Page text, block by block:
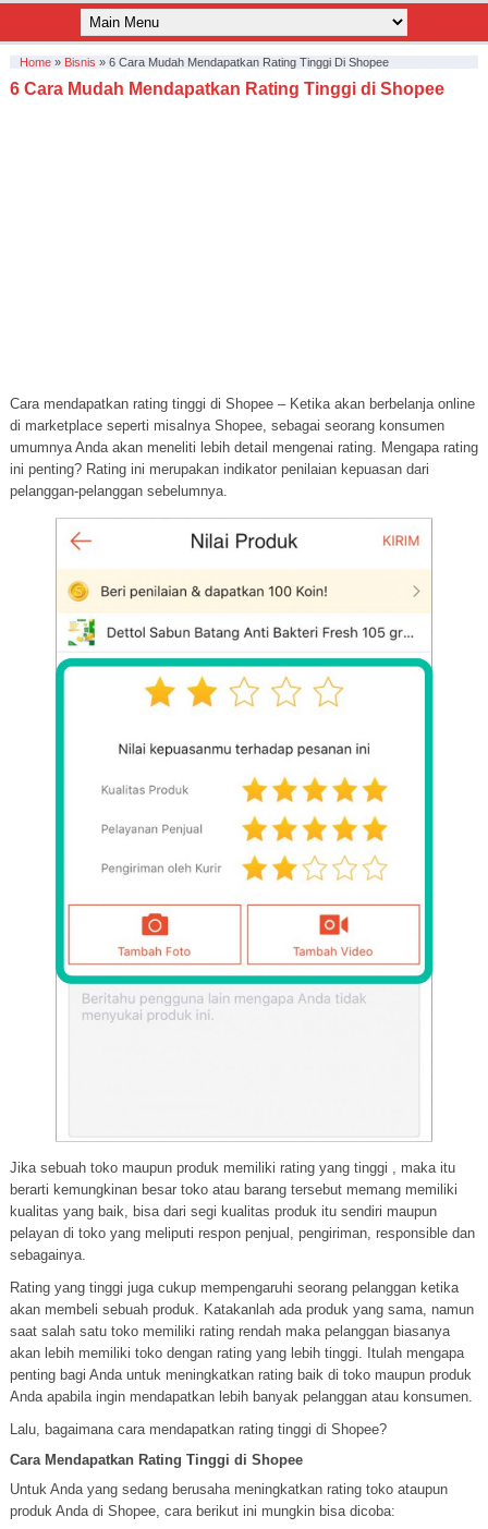
Home» Bisnis » 6 Cara Mudah Mendapatkan Rating Tinggi Di Shopee
6 Cara Mudah Mendapatkan Rating Tinggi di Shopee
Cara mendapatkan rating tinggi di Shopee – Ketika akan berbelanja online
di marketplace seperti misalnya Shopee, sebagai seorang konsumen
umumnya Anda akan meneliti lebih detail mengenai rating. Mengapa rating
ini penting? Rating ini merupakan indikator penilaian kepuasan dari
pelanggan-pelanggan sebelumnya.
Jika sebuah toko maupun produk memiliki rating yang tinggi , maka itu
berarti kemungkinan besar toko atau barang tersebut memang memiliki
kualitas yang baik, bisa dari segi kualitas produk itu sendiri maupun
pelayan di toko yang meliputi respon penjual, pengiriman, responsible dan
sebagainya.
Rating yang tinggi juga cukup mempengaruhi seorang pelanggan ketika
akan membeli sebuah produk. Katakanlah ada produk yang sama, namun
saat salah satu toko memiliki rating rendah maka pelanggan biasanya
akan lebih memiliki toko dengan rating yang lebih tinggi. Itulah mengapa
penting bagi Anda untuk meningkatkan rating baik di toko maupun produk
Anda apabila ingin mendapatkan lebih banyak pelanggan atau konsumen.
Lalu, bagaimana cara mendapatkan rating tinggi di Shopee?
Cara Mendapatkan Rating Tinggi di Shopee
Untuk Anda yang sedang berusaha meningkatkan rating toko ataupun
produk Anda di Shopee, cara berikut ini mungkin bisa dicoba: